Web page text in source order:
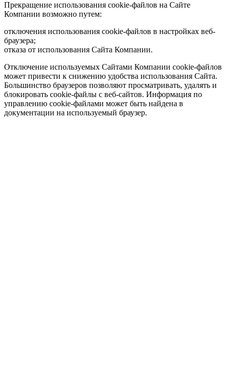
Прекращение использования cookie-файлов на Сайте
Компании возможно путем:
отключения использования cookie-файлов в настройках веб-
браузера;
отказа от использования Сайта Компании.
Отключение используемых Сайтами Компании cookie-файлов
может привести к снижению удобства использования Сайта.
Большинство браузеров позволяют просматривать, удалять и
блокировать cookie-файлы c веб-сайтов. Информация по
управлению cookie-файлами может быть найдена в
документации на используемый браузер.